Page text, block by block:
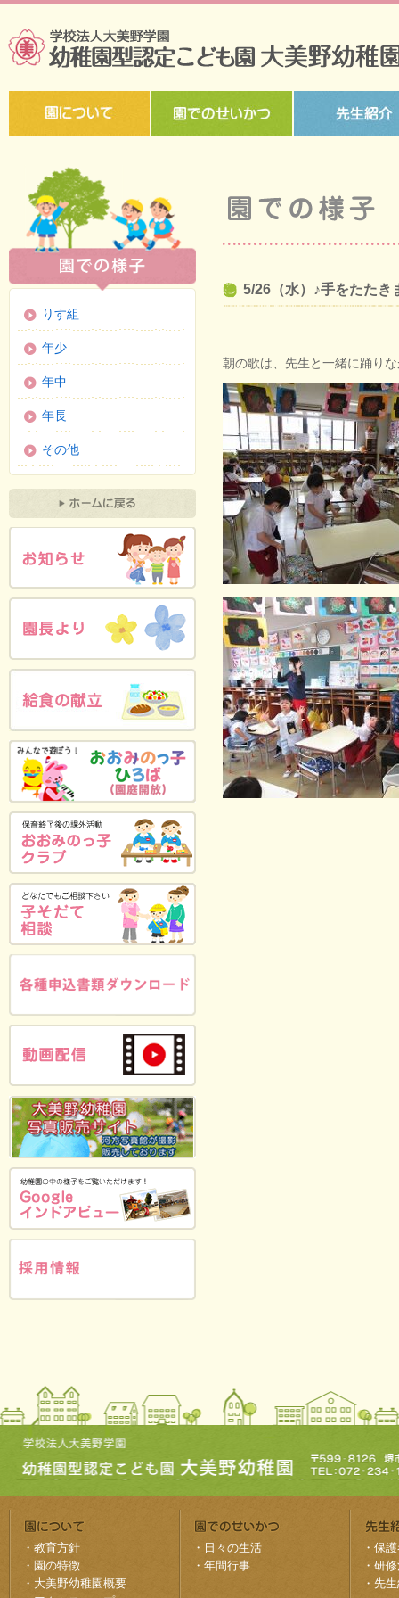
5/26（水）♪手をたたき
朝の歌は、先生と一緒に踊り
りす組
年少
年中
年長
その他
・ 教育方針
・ 園の特徴
・ 大美野幼稚園概要
・ 日々の生活
・ 年間行事
・ 保
・ 研
・ 先